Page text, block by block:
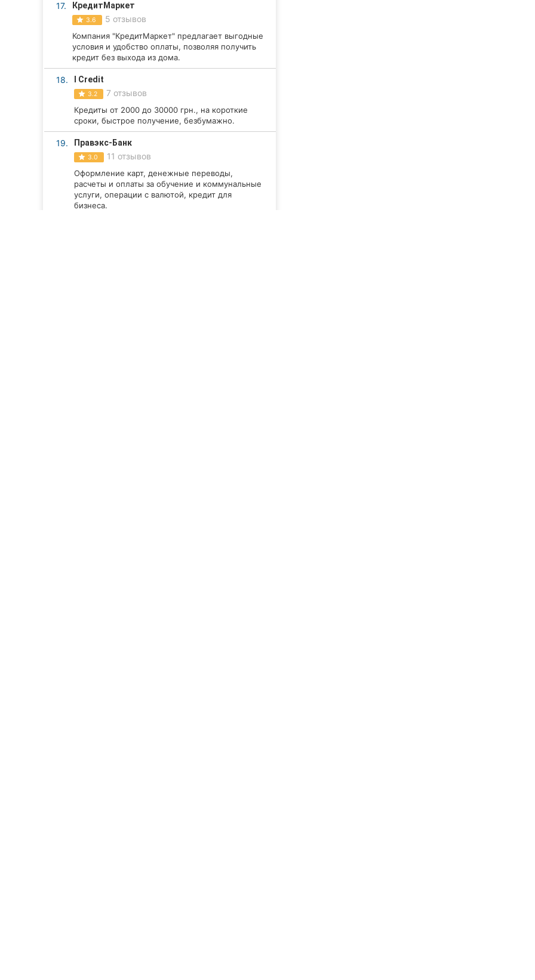
17. КредитМаркет
3.6 5 отзывов
Компания "КредитМаркет" предлагает выгодные
условия и удобство оплаты, позволяя получить
кредит без выхода из дома.
18. I Credit
3.2 7 отзывов
Кредиты от 2000 до 30000 грн., на короткие
сроки, быстрое получение, безбумажно.
19. Правэкс-Банк
3.0 11 отзывов
Оформление карт, денежные переводы,
расчеты и оплаты за обучение и коммунальные
услуги, операции с валютой, кредит для
бизнеса.